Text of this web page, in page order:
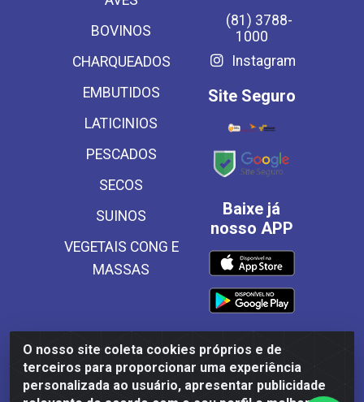
O nosso site coleta cookies próprios e de
terceiros para proporcionar uma experiência
personalizada ao usuário, apresentar publicidade
BOVINOS
CHARQUEADOS
EMBUTIDOS
LATICINIOS
PESCADOS
SECOS
SUINOS
VEGETAIS CONG E
MASSAS
(81) 3788-
1000
Instagram
Site Seguro
Baixe já
nosso APP
Frinscal - Distribuidora e Importadora de Alimentos LTDA -
Rodovia BR 101 Sul Km 187, 310 Galpão - Santa Rosa,
Palmares/PE - CEP 55540-000 - CNPJ 03.504.437/0001-50